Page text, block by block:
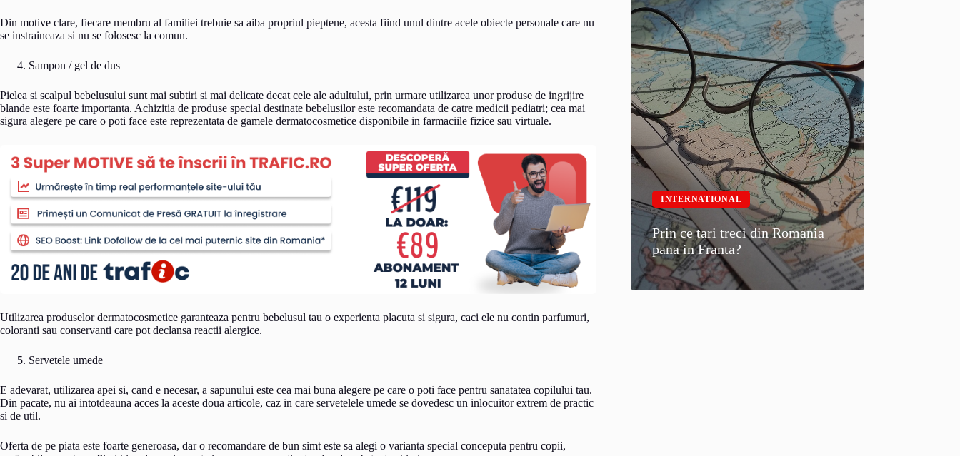
Din motive clare, fiecare membru al familiei trebuie sa aiba propriul pieptene, acesta fiind unul dintre acele obiecte personale care nu
se instraineaza si nu se folosesc la comun.
Sampon / gel de dus
Pielea si scalpul bebelusului sunt mai subtiri si mai delicate decat cele ale adultului, prin urmare utilizarea unor produse de ingrijire
blande este foarte importanta. Achizitia de produse special destinate bebelusilor este recomandata de catre medicii pediatri; cea mai
sigura alegere pe care o poti face este reprezentata de gamele dermatocosmetice disponibile in farmaciile fizice sau virtuale.
Utilizarea produselor dermatocosmetice garanteaza pentru bebelusul tau o experienta placuta si sigura, caci ele nu contin parfumuri,
coloranti sau conservanti care pot declansa reactii alergice.
Servetele umede
E adevarat, utilizarea apei si, cand e necesar, a sapunului este cea mai buna alegere pe care o poti face pentru sanatatea copilului tau.
Din pacate, nu ai intotdeauna acces la aceste doua articole, caz in care servetelele umede se dovedesc un inlocuitor extrem de practic
si de util.
Oferta de pe piata este foarte generoasa, dar o recomandare de bun simt este sa alegi o varianta special conceputa pentru copii,
INTERNATIONAL
Prin ce tari treci din Romania
pana in Franta?